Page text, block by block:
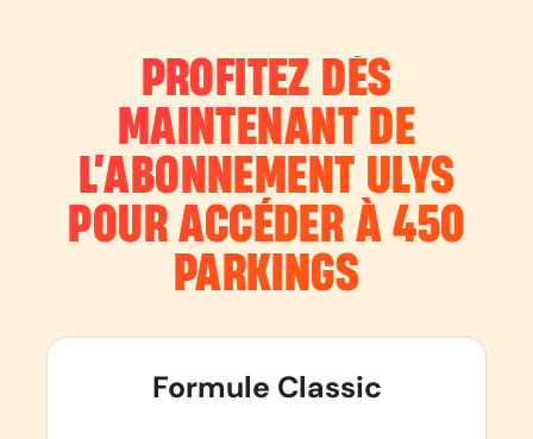
PROFITEZ DÈS
MAINTENANT DE
L’ABONNEMENT ULYS
POUR ACCÉDER À 450
PARKINGS
Formule Classic